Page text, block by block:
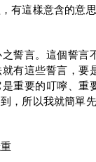
有這樣意含的意思
誓言。這個誓言
有這些誓言，要
重要的叮嚀、重
，所以我就簡單先